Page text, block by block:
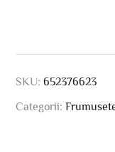
SKU:652376623
Categorii: